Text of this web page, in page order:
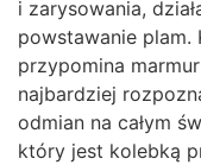
i zarysowania,
powstawanie plam.
przypomina
najbardziej
odmian na całym
który jest kolebką